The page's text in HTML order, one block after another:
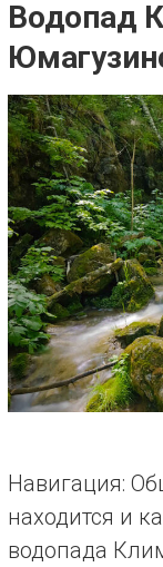
Водопад
Навигация:
находится и
водопада